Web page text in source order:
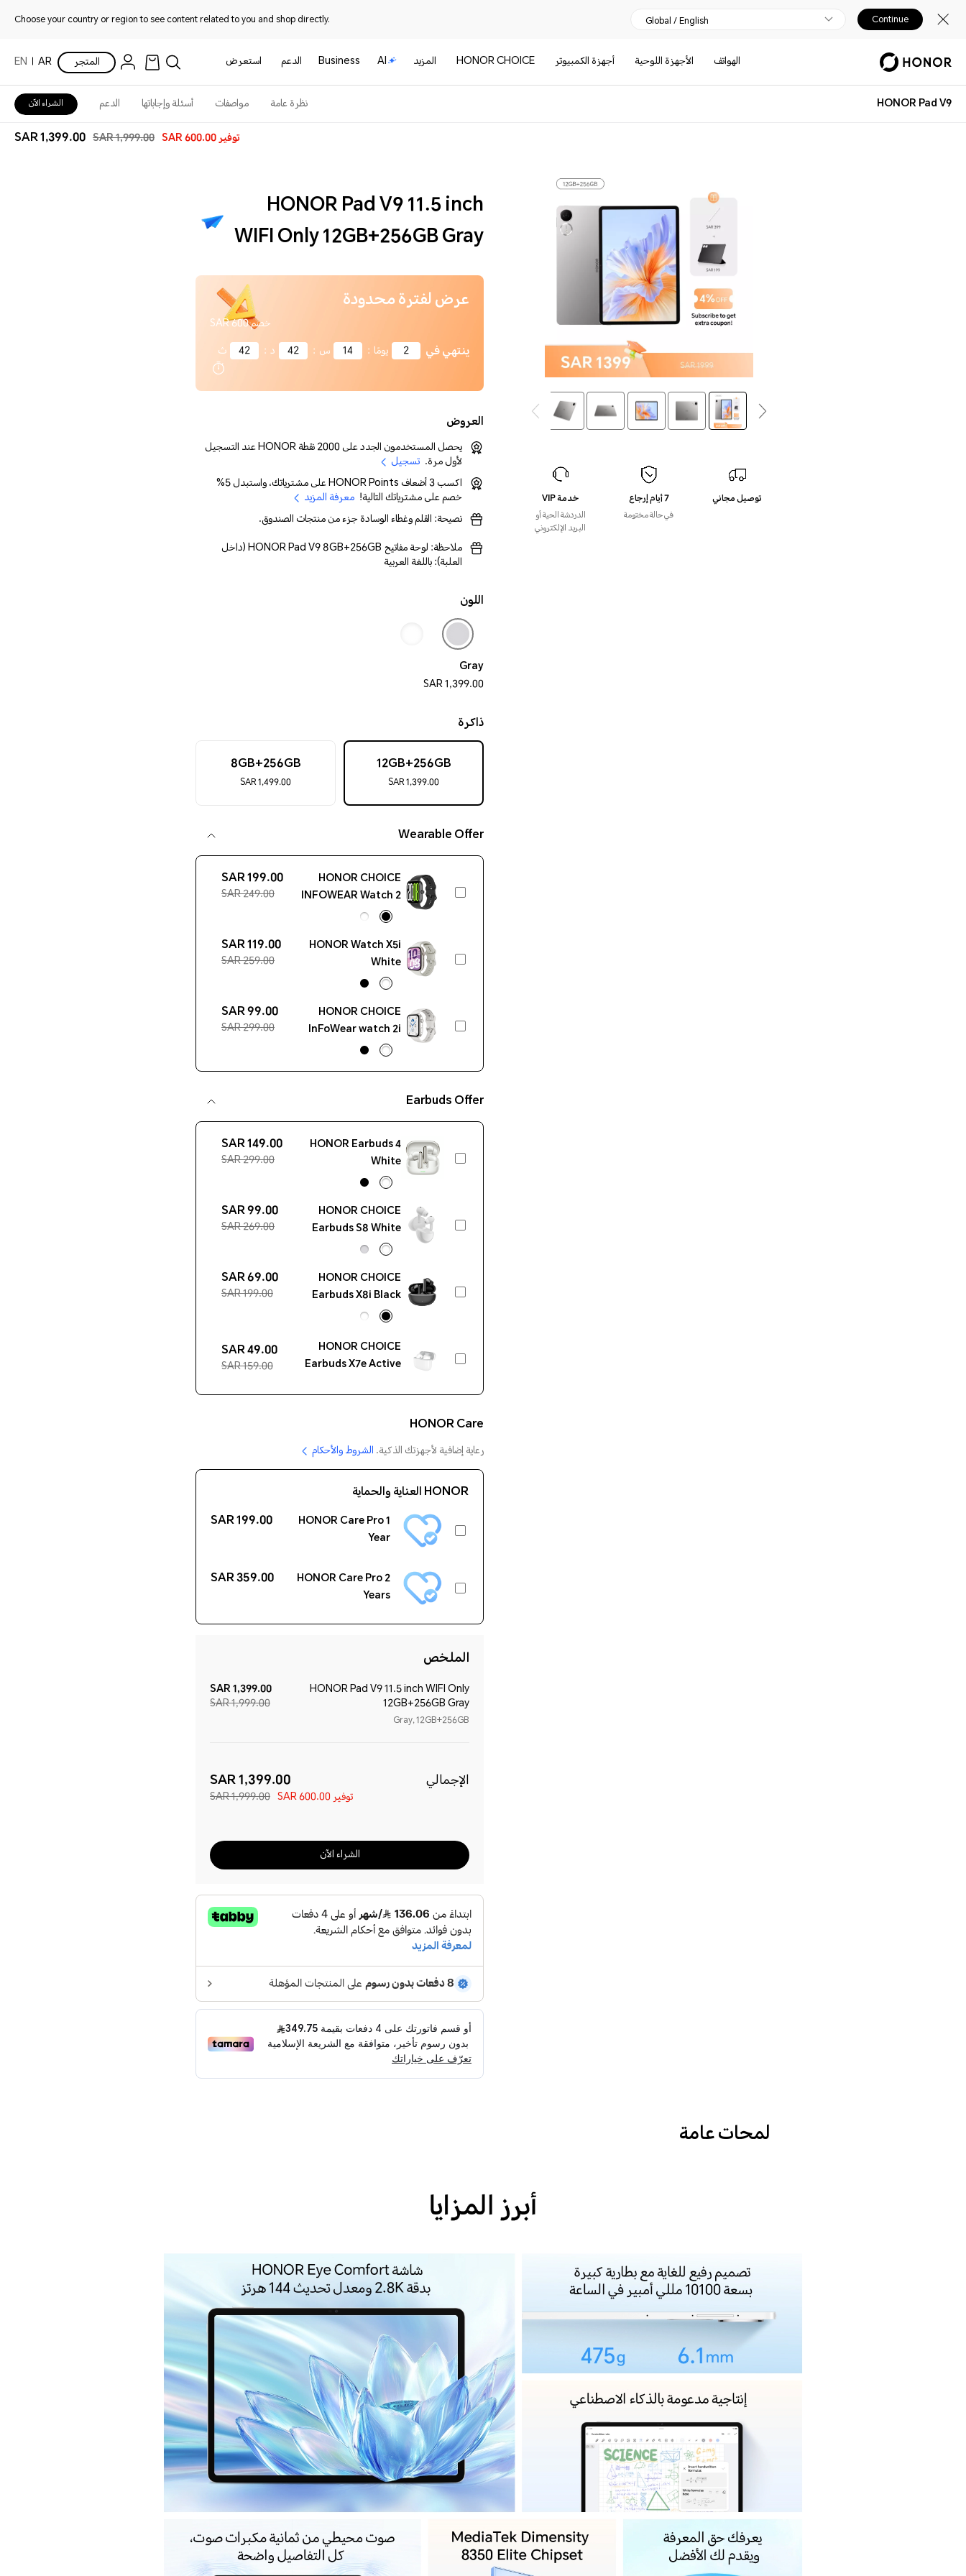
Choose your country or region to see content related to you and shop directly. Global / English Continue
الهواتف الأجهزة اللوحية أجهزة الكمبيوتر HONOR CHOICE المزيد AI
Business الدعم استعرض المتجر AR
EN
HONOR Pad V9 نظرة عامة مواصفات أسئلة وإجاباتها الدعم الشراء الآن
توفير600.00 SAR
1,999.00 SAR
1,399.00 SAR
توصيل مجاني
7 أيام إرجاع
في حالة مختومة
خدمة VIP
الدردشة الحية أو
البريد الإلكتروني
HONOR Pad V9 11.5 inch
WIFI Only 12GB+256GB Gray
عرض لفترة محدودة
خصم 600 SAR
ينتهي في 2 يومًا :
14 س :
42 د :
41 ث
العروض
يحصل المستخدمون الجدد على 2000 نقطة HONOR عند التسجيل
لأول مرة. تسجيل
اكسب 3 أضعاف HONOR Points على مشترياتك، واستبدل 5%
خصم على مشترياتك التالية! معرفة المزيد
نصيحة: القلم وغطاء الوسادة جزء من منتجات الصندوق.
ملاحظة: لوحة مفاتيح HONOR Pad V9 8GB+256GB (داخل
العلبة): باللغة العربية
اللون
Gray
1,399.00 SAR
ذاكرة
12GB+256GB
1,399.00 SAR
8GB+256GB
1,499.00 SAR
Wearable Offer
HONOR CHOICE
INFOWEAR Watch 2
Pro Black
199.00 SAR
249.00 SAR
HONOR Watch X5i
White
119.00 SAR
259.00 SAR
HONOR CHOICE
InFoWear watch 2i
White
99.00 SAR
299.00 SAR
Earbuds Offer
HONOR Earbuds 4
White
149.00 SAR
299.00 SAR
HONOR CHOICE
Earbuds S8 White
99.00 SAR
269.00 SAR
HONOR CHOICE
Earbuds X8i Black
69.00 SAR
199.00 SAR
HONOR CHOICE
Earbuds X7e Active
49.00 SAR
159.00 SAR
HONOR Care
رعاية إضافية لأجهزتك الذكية. الشروط والأحكام
HONOR العناية والحماية
HONOR Care Pro 1
Year
199.00 SAR
HONOR Care Pro 2
Years
359.00 SAR
الملخص
HONOR Pad V9 11.5 inch WIFI Only
12GB+256GB Gray
Gray, 12GB+256GB
1,399.00 SAR
1,999.00 SAR
الإجمالي 1,399.00 SAR
توفير600.00 SAR
1,999.00 SAR
الشراء الآن
لمحات عامة